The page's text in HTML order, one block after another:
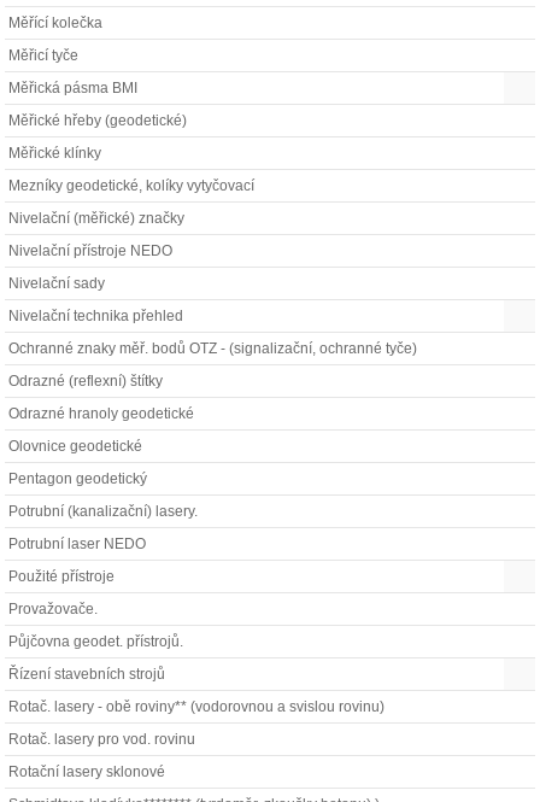
Měřící kolečka
Měřicí tyče
Měřická pásma BMI
Měřické hřeby (geodetické)
Měřické klínky
Mezníky geodetické, kolíky vytyčovací
Nivelační (měřické) značky
Nivelační přístroje NEDO
Nivelační sady
Nivelační technika přehled
Ochranné znaky měř. bodů OTZ - (signalizační, ochranné tyče)
Odrazné (reflexní) štítky
Odrazné hranoly geodetické
Olovnice geodetické
Pentagon geodetický
Potrubní (kanalizační) lasery.
Potrubní laser NEDO
Použité přístroje
Provažovače.
Půjčovna geodet. přístrojů.
Řízení stavebních strojů
Rotač. lasery - obě roviny** (vodorovnou a svislou rovinu)
Rotač. lasery pro vod. rovinu
Rotační lasery sklonové